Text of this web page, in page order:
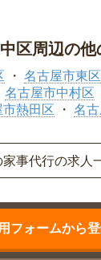
区周辺の
名古屋市東区
名古屋市中村区
熱田区
名
事代行の求人
フォームから